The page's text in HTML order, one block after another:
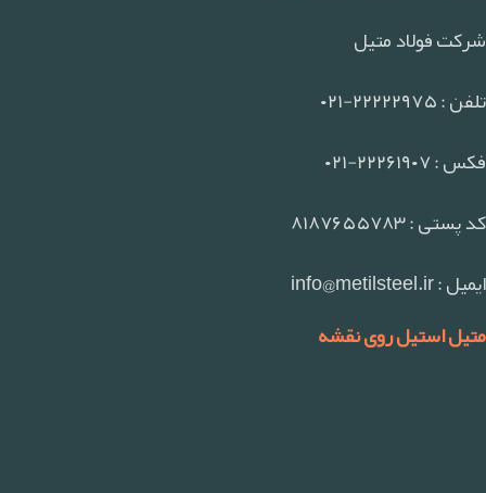
شرکت فولاد متیل
تلفن : ۲۲۲۲۲۹۷۵-۰۲۱
فکس : ۲۲۲۶۱۹۰۷-۰۲۱
کد پستی : ۸۱۸۷۶۵۵۷۸۳
ایمیل : info@metilsteel.ir
متیل استیل روی نقشه